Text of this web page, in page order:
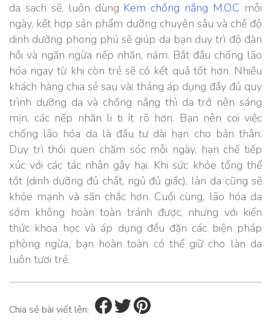
da sạch sẽ, luôn dùng Kem chống nắng M.O.C mỗi
ngày, kết hợp sản phẩm dưỡng chuyên sâu và chế độ
dinh dưỡng phong phú sẽ giúp da bạn duy trì độ đàn
hồi và ngăn ngừa nếp nhăn, nám. Bắt đầu chống lão
hóa ngay từ khi còn trẻ sẽ có kết quả tốt hơn. Nhiều
khách hàng chia sẻ sau vài tháng áp dụng đầy đủ quy
trình dưỡng da và chống nắng thì da trở nên sáng
mịn, các nếp nhăn li ti ít rõ hơn. Bạn nên coi việc
chống lão hóa da là đầu tư dài hạn cho bản thân:
Duy trì thói quen chăm sóc mỗi ngày, hạn chế tiếp
xúc với các tác nhân gây hại. Khi sức khỏe tổng thể
tốt (dinh dưỡng đủ chất, ngủ đủ giấc), làn da cũng sẽ
khỏe mạnh và săn chắc hơn. Cuối cùng, lão hóa da
sớm không hoàn toàn tránh được, nhưng với kiến
thức khoa học và áp dụng đều đặn các biện pháp
phòng ngừa, bạn hoàn toàn có thể giữ cho làn da
luôn tươi trẻ.
Chia sẻ bài viết lên: